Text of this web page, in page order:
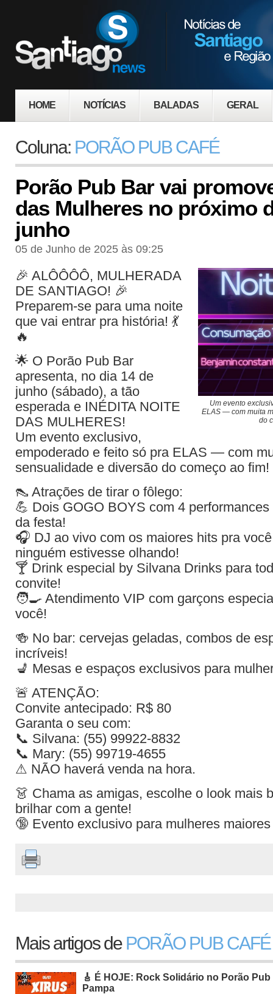
HOME NOTÍCIAS BALADAS GERAL
Coluna: PORÃO PUB CAFÉ
Porão Pub Bar vai
das Mulheres no próximo
junho
05 de Junho de 2025 às 09:25
Um evento
ELAS — com muita
do
🎉 ALÔÔÔÔ, MULHERADA
DE SANTIAGO! 🎉
Preparem-se para uma noite
que vai entrar pra história! 💃
🔥
🌟 O Porão Pub Bar
apresenta, no dia 14 de
junho (sábado), a tão
esperada e INÉDITA NOITE
DAS MULHERES!
Um evento exclusivo,
empoderado e feito só pra ELAS — com
sensualidade e diversão do começo ao fim!
👠 Atrações de tirar o fôlego:
💪 Dois GOGO BOYS com 4
da festa!
🎧 DJ ao vivo com os maiores hits pra
ninguém estivesse olhando!
🍸 Drink especial by Silvana Drinks para
convite!
🧑‍🍳 Atendimento VIP com garçons
você!
🍻 No bar: cervejas geladas, combos de
incríveis!
💺 Mesas e espaços exclusivos para
🚨 ATENÇÃO:
Convite antecipado: R$ 80
Garanta o seu com:
📞 Silvana: (55) 99922-8832
📞 Mary: (55) 99719-4655
⚠ NÃO haverá venda na hora.
👗 Chama as amigas, escolhe o look mais
brilhar com a gente!
🔞 Evento exclusivo para mulheres
Mais artigos de PORÃO PUB CAFÉ
🎸 É HOJE: Rock Solidário no Porão
Pampa